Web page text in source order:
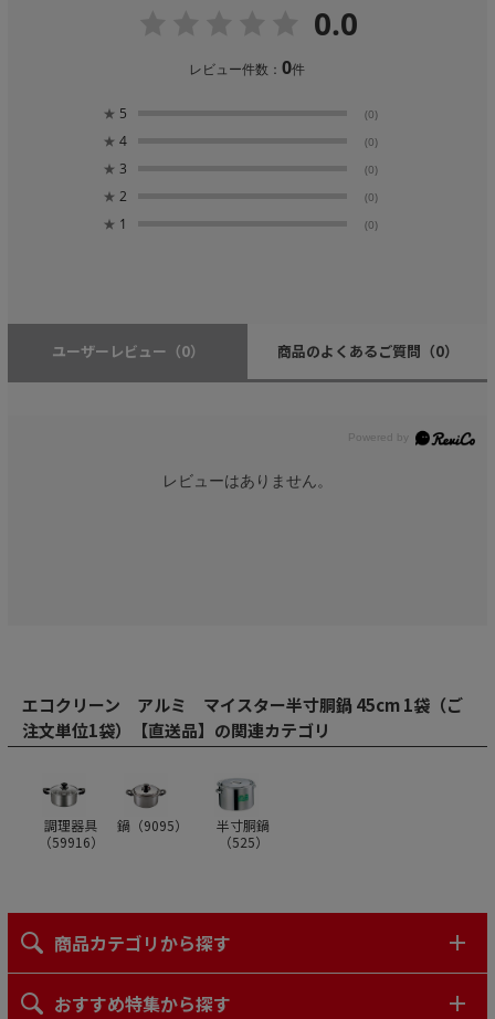
0.0
レビュー件数：0件
★ 5 (0)
★ 4 (0)
★ 3 (0)
★ 2 (0)
★ 1 (0)
ユーザーレビュー （0） 商品のよくあるご質問 （0）
レビューはありません。
エコクリーン アルミ マイスター半寸胴鍋 45cm 1袋（ご
注文単位1袋）【直送品】の関連カテゴリ
調理器具
（59916）
鍋（9095）
半寸胴鍋
（525）
商品カテゴリから探す
おすすめ特集から探す